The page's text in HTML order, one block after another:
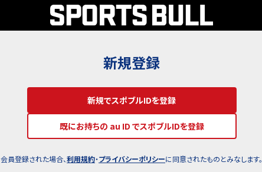
新規登録
新規でスポブルIDを登録
既にお持ちの au ID でスポブルIDを登録
会員登録された場合、利用規約・プライバシーポリシーに同意されたものとみなします。